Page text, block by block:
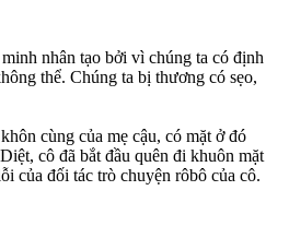
nhân tạo bởi vì chúng ta có định
thể. Chúng ta bị thương có sẹo,
cùng của mẹ cậu, có mặt ở đó
cô đã bắt đầu quên đi khuôn mặt
của đối tác trò chuyện rôbô của cô.